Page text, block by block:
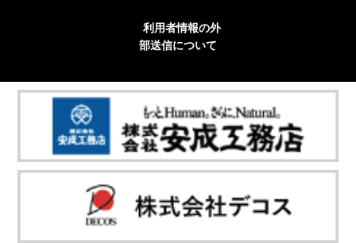
利用者情報の外
部送信について